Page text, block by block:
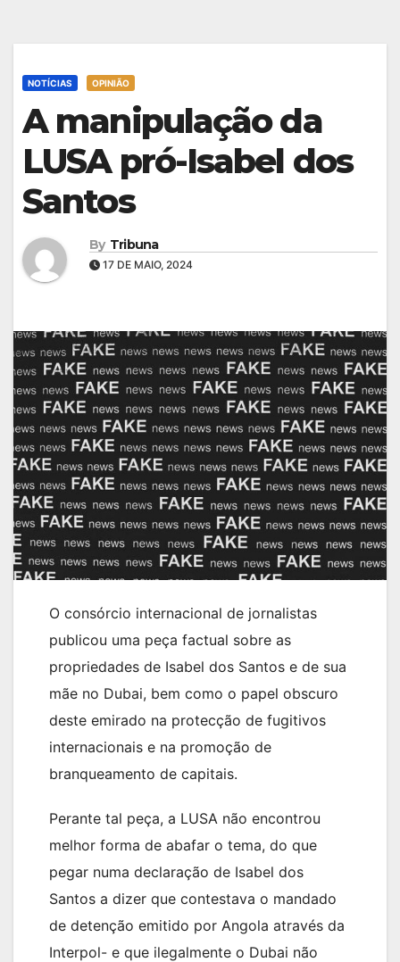
NOTÍCIAS OPINIÃO
A manipulação da
LUSA pró-Isabel dos
Santos
By Tribuna
17 DE MAIO, 2024
O consórcio internacional de jornalistas
publicou uma peça factual sobre as
propriedades de Isabel dos Santos e de sua
mãe no Dubai, bem como o papel obscuro
deste emirado na protecção de fugitivos
internacionais e na promoção de
branqueamento de capitais.
Perante tal peça, a LUSA não encontrou
melhor forma de abafar o tema, do que
pegar numa declaração de Isabel dos
Santos a dizer que contestava o mandado
de detenção emitido por Angola através da
Interpol- e que ilegalmente o Dubai não